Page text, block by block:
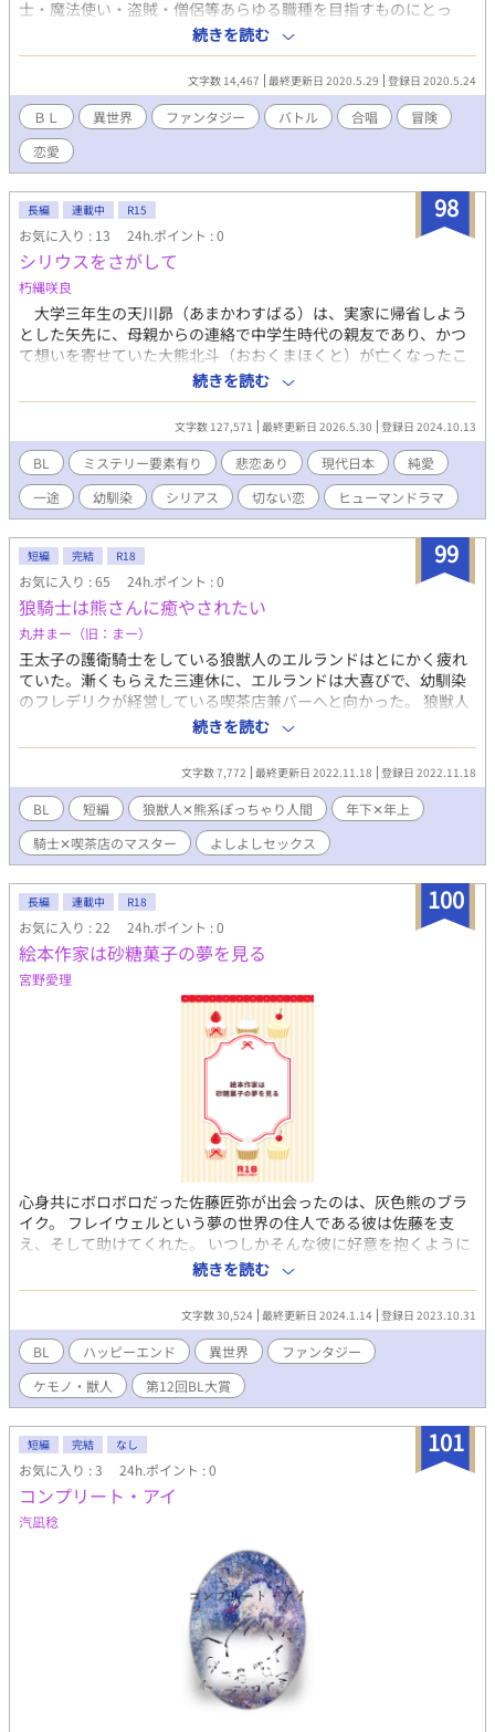
士・魔法使い・盗賊・僧侶等あらゆる職種を目指すものにとっ
て、うってつけの教育機関なのである。 ブレイブの男子学生の
一人クレッシェ・ソプラはいわゆる落ちこぼれであった。体力も
知力も並以下、校内のクエストや授業で必要以上の単位が取れ
ず、退学寸前の状態だった。彼の幼く可愛い顔立ち、声変わりし
ていない女の子の声のせいで馬鹿にされることもしばしばあっ
た。 ある日、クレッシェ・ソプラが一人でいたところ、男子生
徒達に襲われた。犯される寸前の状況でノクターン・ベースとい
う男子学生が助けにやってきた。 ノクターン・ベースは見返り
に校内の合唱団へ入ることを強制した。ブレイブはそこで歌術と
いう歌を魔法にする歌術士の存在を知った。幼い頃より祖父から
教わった歌のおかげで、彼は才能を覚醒させていくのであった。
基本はファンタジーベースのストーリーですが、筆者の合唱経
験による知識と、どぎついＲ１８描写も混ぜていく予定です。
まずは様子見で六話程毎日投稿していきます。読まれるかどうか
かなり不安ですが……。 20.05.24 第一話投稿しました。ヒロイ
ン♂のレイポ場面からはじまるとは…… 20.05.25 第二話投稿し
ました。需要あるか分かりませんが、女装子♂大好物です。
20.05.26 第三話投稿しました。 20.05.27 第四話投稿しまし
た。初の戦闘回です。みんなの知っている歌？が魔法になりまし
た。さて、次はR18回となります。 20.05.28 第五話を投稿しま
した。 なぜ、メインキャラの濡れ場よりも先に、脇役の熊の濡
れ場をかいたのか。 そして田亀源五●先生の雄雄しい絵が欲し
くなるR18回です。 20.05.29 第六話投稿しました。続きは気が
向いたら。
続きを読む
文字数 14,467 最終更新日 2020.5.29 登録日 2020.5.24
ＢＬ 異世界 ファンタジー バトル 合唱
冒険
恋愛
98
長編 連載中 R15
お気に入り : 13 24h.ポイント : 0
シリウスをさがして
朽縄咲良
大学三年生の天川昴（あまかわすばる）は、実家に帰省しよう
とした矢先に、母親からの連絡で中学生時代の親友であり、かつ
て想いを寄せていた大熊北斗（おおくまほくと）が亡くなったこ
とを知らされる。 葬儀に参列した昴は、北斗の妹である大熊七
星（おおくまななせ）から、彼が急性アルコール中毒で亡くなっ
た事を知り、酒を嫌っていた北斗が酒を飲んだことに対して、疑
念を持った。 葬儀会場で、高校時代に北斗の親友だったという
望月宙（もちづきそら）や、北斗のアルバイト先の喫茶店の店主
で、彼と恋人関係だったという青井星司（あおいせいじ）と知り
合った昴は、ふたりから自分の知らない北斗のことを聞き、複雑
な思いを抱く。 その日の夜、昴のSNSに一通のメッセージが届
いていた。それは――死んだはずの北斗のアカウントから送られ
たものだった。 「俺が死んだのは事故じゃない。誰かに殺された
んだ。犯人を見つけだしてほしい」 届くはずのない北斗からの
メッセージと、その中に記された内容に驚く昴だったが、「も
し、その内容が本当ならば、自分は北斗の無念を晴らさなければ
ならない」と決意する。 そのまま実家に留まり、北斗の死の真
相を探ることを決めた昴は、星司の勧めで彼のカフェ＆バーで短
期バイトすることにした。 昴は、大人の魅力にあふれた星司
や、自分と同じように北斗へ好意を寄せていた宙と交友を深めな
がら、徐々に北斗の死の真相に迫ろうとするが……。
続きを読む
文字数 127,571 最終更新日 2026.5.30 登録日 2024.10.13
BL ミステリー要素有り 悲恋あり 現代日本
純愛
一途
幼馴染 シリアス 切ない恋 ヒューマンドラマ
99
短編 完結 R18
お気に入り : 65 24h.ポイント : 0
狼騎士は熊さんに癒やされたい
丸井まー（旧：まー）
王太子の護衛騎士をしている狼獣人のエルランドはとにかく疲れ
ていた。漸くもらえた三連休に、エルランドは大喜びで、幼馴染
のフレデリクが経営している喫茶店兼バーへと向かった。 狼獣人
✕熊系ぽっちゃり人間。 ※ムーンライトノベルズさんでも公開し
ております。
続きを読む
文字数 7,772 最終更新日 2022.11.18 登録日 2022.11.18
BL 短編 狼獣人✕熊系ぽっちゃり人間
年下✕年上
騎士✕喫茶店のマスター
よしよしセックス
100
長編 連載中 R18
お気に入り : 22 24h.ポイント : 0
絵本作家は砂糖菓子の夢を見る
宮野愛理
心身共にボロボロだった佐藤匠弥が出会ったのは、灰色熊のブラ
イク。 フレイウェルという夢の世界の住人である彼は佐藤を支
え、そして助けてくれた。 いつしかそんな彼に好意を抱くように
なるが、しかし佐藤には長年の夢である絵本作家の道も見えてき
て…… 熊×人間のファンタジーBLです。 獣人設定ですがケモノ寄
りですので悪しからず！（洋服は着ています）
続きを読む
文字数 30,524 最終更新日 2024.1.14 登録日 2023.10.31
BL ハッピーエンド 異世界
ファンタジー
ケモノ・獣人
第12回BL大賞
101
短編 完結 なし
お気に入り : 3 24h.ポイント : 0
コンプリート・アイ
汽凪稔